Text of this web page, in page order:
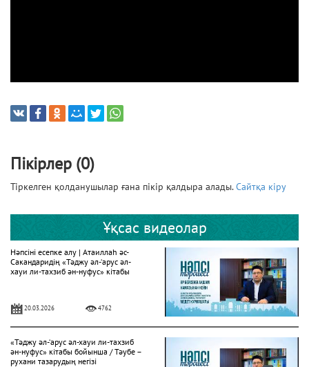
Пікірлер (0)
Тіркелген қолданушылар ғана пікір қалдыра алады.Сайтқа кіру
Ұқсас видеолар
Нәпсіні есепке алу | Атаиллаһ әс-
Сакандаридің «Тәджу әл-‘арус әл-
хауи ли-тахзиб ән-нуфус» кітабы
20.03.2026 4762
«Тәджу әл-‘арус әл-хауи ли-тахзиб
ән-нуфус» кітабы бойынша / Тәубе –
рухани тазарудың негізі